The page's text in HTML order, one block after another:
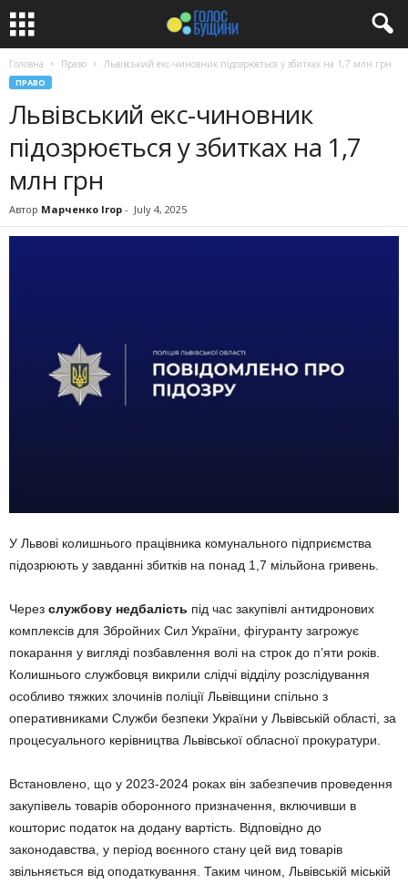
Головна Право Львівський екс-чиновник підозрюється у збитках на 1,7 млн грн
ПРАВО
Львівський екс-чиновник
підозрюється у збитках на 1,7
млн грн
Автор Марченко Ігор - July 4, 2025
У Львові колишнього працівника комунального підприємства
підозрюють у завданні збитків на понад 1,7 мільйона гривень.
Через службову недбалість під час закупівлі антидронових
комплексів для Збройних Сил України, фігуранту загрожує
покарання у вигляді позбавлення волі на строк до п’яти років.
Колишнього службовця викрили слідчі відділу розслідування
особливо тяжких злочинів поліції Львівщини спільно з
оперативниками Служби безпеки України у Львівській області, за
процесуального керівництва Львівської обласної прокуратури.
Встановлено, що у 2023-2024 роках він забезпечив проведення
закупівель товарів оборонного призначення, включивши в
кошторис податок на додану вартість. Відповідно до
законодавства, у період воєнного стану цей вид товарів
звільняється від оподаткування. Таким чином, Львівській міській